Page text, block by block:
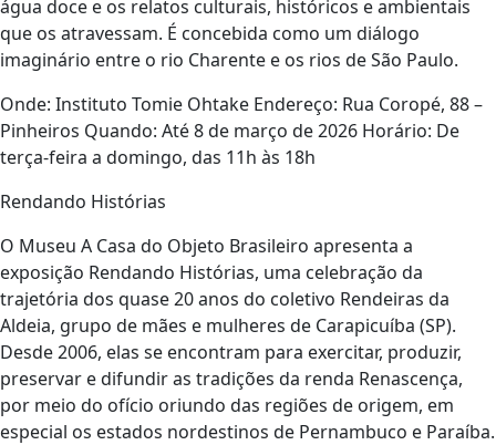
água doce e os relatos culturais, históricos e ambientais
que os atravessam. É concebida como um diálogo
imaginário entre o rio Charente e os rios de São Paulo.
Onde: Instituto Tomie Ohtake Endereço: Rua Coropé, 88 –
Pinheiros Quando: Até 8 de março de 2026 Horário: De
terça-feira a domingo, das 11h às 18h
Rendando Histórias
O Museu A Casa do Objeto Brasileiro apresenta a
exposição Rendando Histórias, uma celebração da
trajetória dos quase 20 anos do coletivo Rendeiras da
Aldeia, grupo de mães e mulheres de Carapicuíba (SP).
Desde 2006, elas se encontram para exercitar, produzir,
preservar e difundir as tradições da renda Renascença,
por meio do ofício oriundo das regiões de origem, em
especial os estados nordestinos de Pernambuco e Paraíba.